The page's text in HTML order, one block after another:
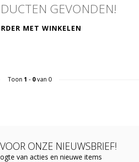
GEVONDEN!
MET WINKELEN
Toon 1 - 0van 0
ONZE NIEUWSBRIEF!
van acties en nieuwe items